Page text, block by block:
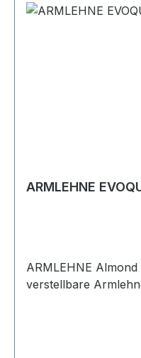
ARMLEHNE
ARMLEHNE Almond Range Rover Evoque -
verstellbare